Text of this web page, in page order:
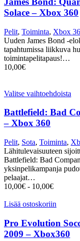
Solace – Xbox 360
Pelit, Toiminta, Xbox
Uuden James Bond -
tapahtumissa liikkuva
toimintapelitapaus!…
10,00€
Valitse vaihtoehdoista
Battlefield: Bad
– Xbox 360
Pelit, Sota, Toiminta,
Lähitulevaisuuteen
Battlefield: Bad
yksinpelikampanja
pelaajat…
10,00€ - 10,00€
Lisää ostoskoriin
Pro Evolution
2009 – Xbox360